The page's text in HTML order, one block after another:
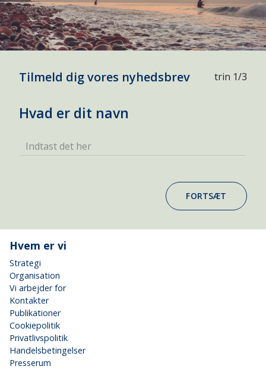
Tilmeld dig vores nyhedsbrev trin 1/3
Hvad er dit navn
Indtast det her
FORTSÆT
Hvem er vi
Strategi
Organisation
Vi arbejder for
Kontakter
Publikationer
Cookiepolitik
Privatlivspolitik
Handelsbetingelser
Presserum